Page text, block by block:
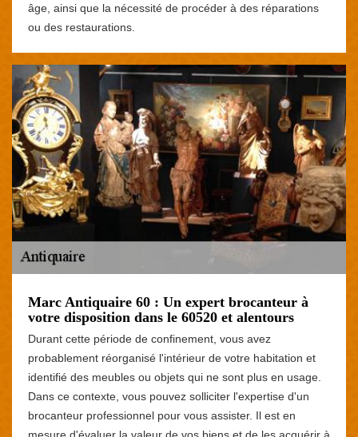
âge, ainsi que la nécessité de procéder à des réparations
ou des restaurations.
Marc Antiquaire 60 : Un expert brocanteur à
votre disposition dans le 60520 et alentours
Durant cette période de confinement, vous avez
probablement réorganisé l'intérieur de votre habitation et
identifié des meubles ou objets qui ne sont plus en usage.
Dans ce contexte, vous pouvez solliciter l'expertise d'un
brocanteur professionnel pour vous assister. Il est en
mesure d'évaluer la valeur de vos biens et de les acquérir à